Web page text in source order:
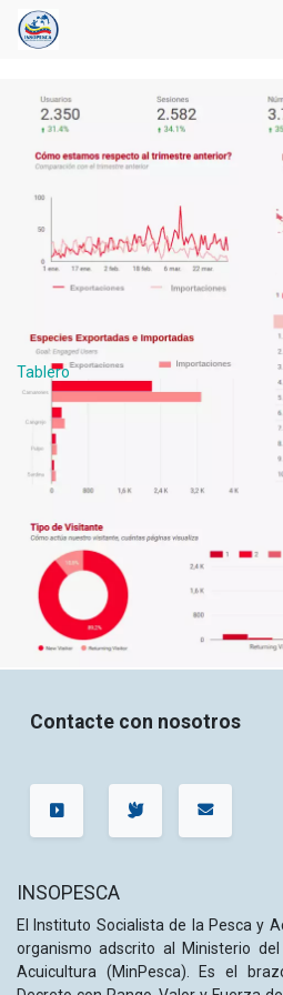
Tablero
Contacte con nosotros
INSOPESCA
El Instituto Socialista de la Pesca y
organismo adscrito al Ministerio
Acuicultura (MinPesca). Es el